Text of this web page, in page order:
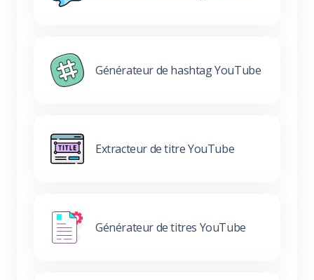
Générateur de hashtag YouTube
Extracteur de titre YouTube
Générateur de titres YouTube